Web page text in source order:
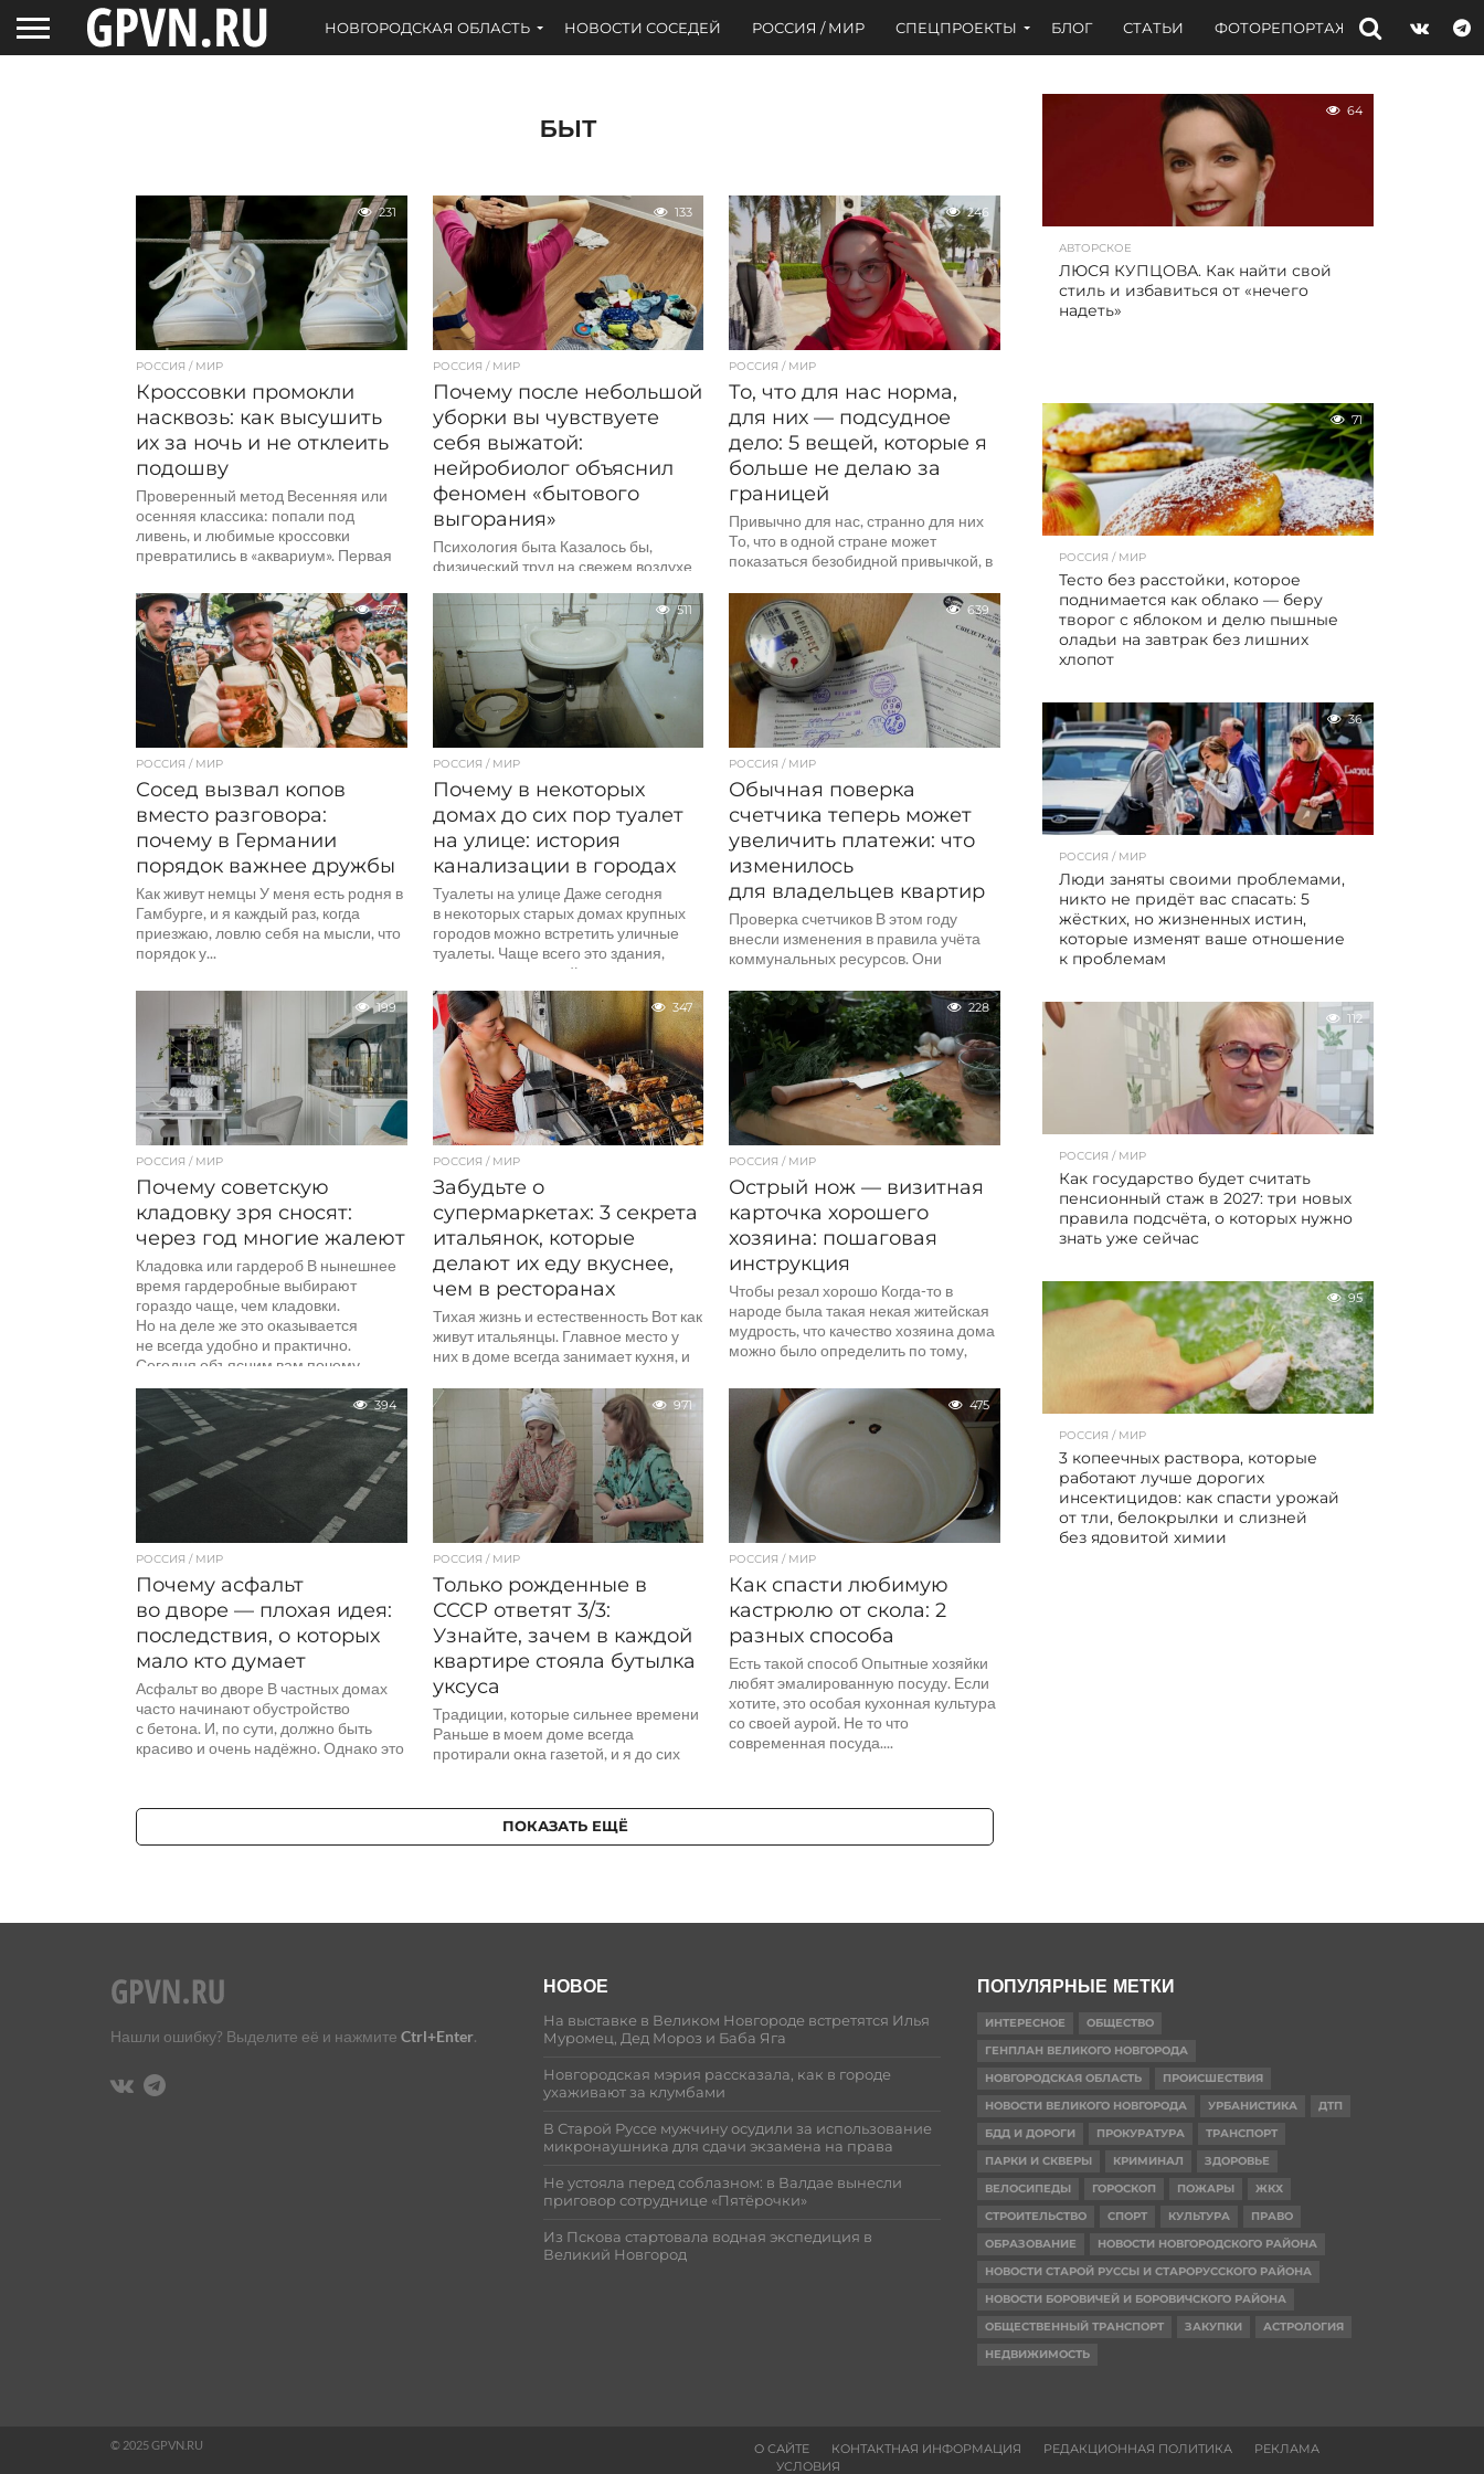
НОВГОРОДСКАЯ ОБЛАСТЬ НОВОСТИ СОСЕДЕЙ РОССИЯ / МИР СПЕЦПРОЕКТЫ БЛОГ СТАТЬИ ФОТОРЕПОРТАЖИ ИНТЕРВЬЮ
БЫТ
231
РОССИЯ / МИР
Кроссовки промокли
насквозь: как высушить
их за ночь и не отклеить
подошву
Проверенный метод Весенняя или
осенняя классика: попали под
ливень, и любимые кроссовки
превратились в «аквариум». Первая
133
РОССИЯ / МИР
Почему после небольшой
уборки вы чувствуете
себя выжатой:
нейробиолог объяснил
феномен «бытового
выгорания»
Психология быта Казалось бы,
физический труд на свежем воздухе
удовлетворение и легкую приятную
усталость. Но миллионы людей
после...
246
РОССИЯ / МИР
То, что для нас норма,
для них — подсудное
дело: 5 вещей, которые я
больше не делаю за
границей
Привычно для нас, странно для них
То, что в одной стране может
показаться безобидной привычкой, в
штрафом или...
277
РОССИЯ / МИР
Сосед вызвал копов
вместо разговора:
почему в Германии
порядок важнее дружбы
Как живут немцы У меня есть родня в
Гамбурге, и я каждый раз, когда
приезжаю, ловлю себя на мысли, что
порядок у...
511
РОССИЯ / МИР
Почему в некоторых
домах до сих пор туалет
на улице: история
канализации в городах
Туалеты на улице Даже сегодня
в некоторых старых домах крупных
городов можно встретить уличные
туалеты. Чаще всего это здания,
построенные до войны, где
проблему...
639
РОССИЯ / МИР
Обычная поверка
счетчика теперь может
увеличить платежи: что
изменилось
для владельцев квартир
Проверка счетчиков В этом году
внесли изменения в правила учёта
коммунальных ресурсов. Они
и тепла. Теперь вы не сможете
доказать исправность прибора
простым...
199
РОССИЯ / МИР
Почему советскую
кладовку зря сносят:
через год многие жалеют
Кладовка или гардероб В нынешнее
время гардеробные выбирают
гораздо чаще, чем кладовки.
Но на деле же это оказывается
не всегда удобно и практично.
Сегодня объясним вам почему
и как это...
347
РОССИЯ / МИР
Забудьте о
супермаркетах: 3 секрета
итальянок, которые
делают их еду вкуснее,
чем в ресторанах
Тихая жизнь и естественность Вот как
живут итальянцы. Главное место у
них в доме всегда занимает кухня, и
228
РОССИЯ / МИР
Острый нож — визитная
карточка хорошего
хозяина: пошаговая
инструкция
Чтобы резал хорошо Когда-то в
народе была такая некая житейская
мудрость, что качество хозяина дома
можно было определить по тому,
394
РОССИЯ / МИР
Почему асфальт
во дворе — плохая идея:
последствия, о которых
мало кто думает
Асфальт во дворе В частных домах
часто начинают обустройство
с бетона. И, по сути, должно быть
красиво и очень надёжно. Однако это
971
РОССИЯ / МИР
Только рожденные в
СССР ответят 3/3:
Узнайте, зачем в каждой
квартире стояла бутылка
уксуса
Традиции, которые сильнее времени
Раньше в моем доме всегда
протирали окна газетой, и я до сих
475
РОССИЯ / МИР
Как спасти любимую
кастрюлю от скола: 2
разных способа
Есть такой способ Опытные хозяйки
любят эмалированную посуду. Если
хотите, это особая кухонная культура
со своей аурой. Не то что
современная посуда....
ПОКАЗАТЬ ЕЩЁ
64
АВТОРСКОЕ
ЛЮСЯ КУПЦОВА. Как найти свой
стиль и избавиться от «нечего
надеть»
71
РОССИЯ / МИР
Тесто без расстойки, которое
поднимается как облако — беру
творог с яблоком и делю пышные
оладьи на завтрак без лишних
хлопот
36
РОССИЯ / МИР
Люди заняты своими проблемами,
никто не придёт вас спасать: 5
жёстких, но жизненных истин,
которые изменят ваше отношение
к проблемам
112
РОССИЯ / МИР
Как государство будет считать
пенсионный стаж в 2027: три новых
правила подсчёта, о которых нужно
знать уже сейчас
95
РОССИЯ / МИР
3 копеечных раствора, которые
работают лучше дорогих
инсектицидов: как спасти урожай
от тли, белокрылки и слизней
без ядовитой химии
Нашли ошибку? Выделите её и нажмите Ctrl+Enter.
НОВОЕ
На выставке в Великом Новгороде встретятся Илья
Муромец, Дед Мороз и Баба Яга
Новгородская мэрия рассказала, как в городе
ухаживают за клумбами
В Старой Руссе мужчину осудили за использование
микронаушника для сдачи экзамена на права
Не устояла перед соблазном: в Валдае вынесли
приговор сотруднице «Пятёрочки»
Из Пскова стартовала водная экспедиция в
Великий Новгород
ПОПУЛЯРНЫЕ МЕТКИ
ИНТЕРЕСНОЕ
ОБЩЕСТВО
ГЕНПЛАН ВЕЛИКОГО НОВГОРОДА
НОВГОРОДСКАЯ ОБЛАСТЬ
ПРОИСШЕСТВИЯ
НОВОСТИ ВЕЛИКОГО НОВГОРОДА
УРБАНИСТИКА
ДТП
БДД И ДОРОГИ
ПРОКУРАТУРА
ТРАНСПОРТ
ПАРКИ И СКВЕРЫ
КРИМИНАЛ
ЗДОРОВЬЕ
ВЕЛОСИПЕДЫ
ГОРОСКОП ПОЖАРЫ
ЖКХ
СТРОИТЕЛЬСТВО
СПОРТ КУЛЬТУРА
ПРАВО
ОБРАЗОВАНИЕ
НОВОСТИ НОВГОРОДСКОГО РАЙОНА
НОВОСТИ СТАРОЙ РУССЫ И СТАРОРУССКОГО РАЙОНА
НОВОСТИ БОРОВИЧЕЙ И БОРОВИЧСКОГО РАЙОНА
ОБЩЕСТВЕННЫЙ ТРАНСПОРТ
ЗАКУПКИ
АСТРОЛОГИЯ
НЕДВИЖИМОСТЬ
О САЙТЕ КОНТАКТНАЯ ИНФОРМАЦИЯ РЕДАКЦИОННАЯ ПОЛИТИКА
РЕКЛАМА
УСЛОВИЯ
© 2025 GPVN.RU